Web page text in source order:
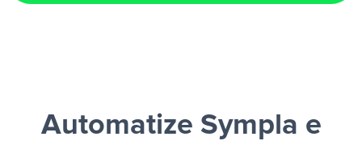
Automatize Sympla e